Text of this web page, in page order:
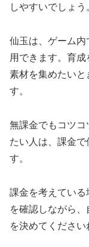
しやすいでしょう
仙玉は、ゲーム
用できます。育
素材を集めたい
す。
無課金でもコツ
たい人は、課金で
す。
課金を考えてい
を確認しながら
を決めてください